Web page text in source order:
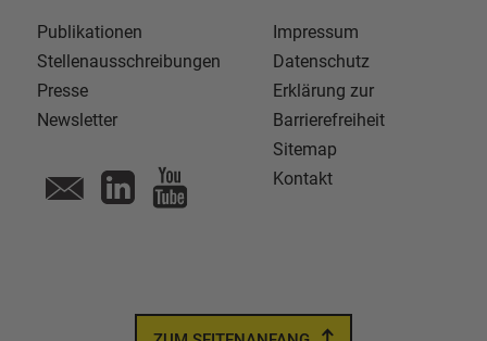
Publikationen
Stellenausschreibungen
Presse
Newsletter
Impressum
Datenschutz
Erklärung zur
Barrierefreiheit
Sitemap
Kontakt